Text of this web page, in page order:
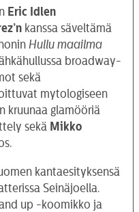
Eric Idlen
kanssa säveltämä
Hullu maailma
broadway-
sekä
mytologiseen
kruunaa glamööriä
sekä Mikko
kantaesityksensä
Seinäjoella.
up -koomikko ja